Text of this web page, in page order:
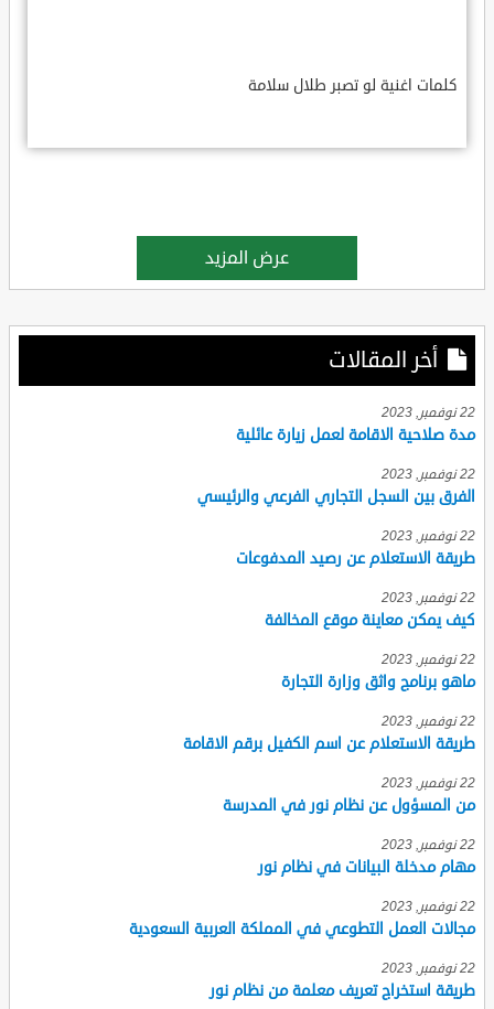
كلمات اغنية لو تصبر طلال سلامة
عرض المزيد
أخر المقالات
22 نوفمبر, 2023
مدة صلاحية الاقامة لعمل زيارة عائلية
22 نوفمبر, 2023
الفرق بين السجل التجاري الفرعي والرئيسي
22 نوفمبر, 2023
طريقة الاستعلام عن رصيد المدفوعات
22 نوفمبر, 2023
كيف يمكن معاينة موقع المخالفة
22 نوفمبر, 2023
ماهو برنامج واثق وزارة التجارة
22 نوفمبر, 2023
طريقة الاستعلام عن اسم الكفيل برقم الاقامة
22 نوفمبر, 2023
من المسؤول عن نظام نور في المدرسة
22 نوفمبر, 2023
مهام مدخلة البيانات في نظام نور
22 نوفمبر, 2023
مجالات العمل التطوعي في المملكة العربية السعودية
22 نوفمبر, 2023
طريقة استخراج تعريف معلمة من نظام نور